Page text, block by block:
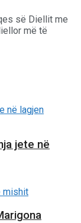
së Diellit me
më të
jete në